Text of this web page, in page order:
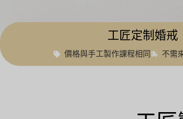
工匠定制婚戒
價格與手工製作課程相同 不需